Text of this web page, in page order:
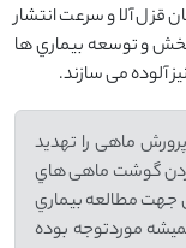
قزل آلا و سرعت انتشار
پخش و توسعه بیماري ها
آلوده می سازند.
ماهی را تهدید
گوشت ماهی هاي
جهت مطالعه بیماري
موردتوجه بوده